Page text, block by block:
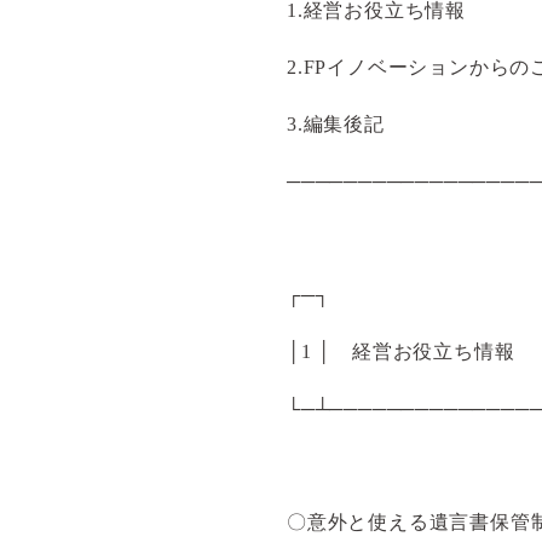
1.経営お役立ち情報
2.FPイノベーションからの
3.編集後記
┌─┐
│1 │ 経営お役立ち情報
〇意外と使える遺言書保管